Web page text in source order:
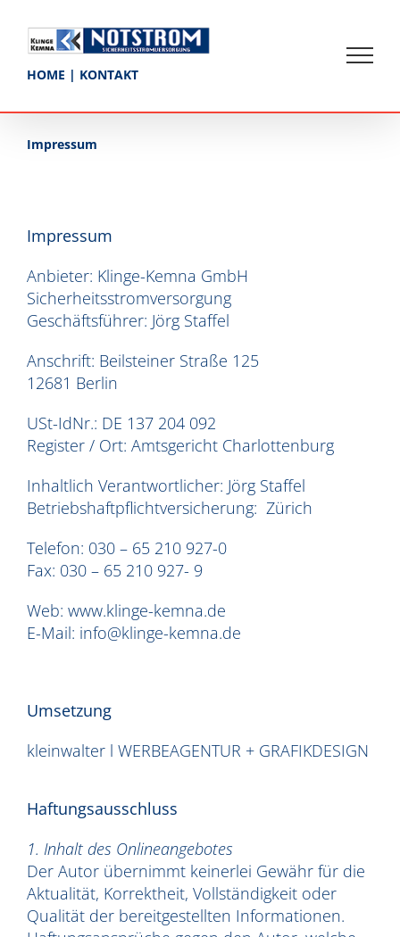
content
HOME | KONTAKT
Impressum
Impressum
Anbieter: Klinge-Kemna GmbH
Sicherheitsstromversorgung
Geschäftsführer: Jörg Staffel
Anschrift: Beilsteiner Straße 125
12681 Berlin
USt-IdNr.: DE 137 204 092
Register / Ort: Amtsgericht Charlottenburg
Inhaltlich Verantwortlicher: Jörg Staffel
Betriebshaftpflichtversicherung: Zürich
Telefon: 030 – 65 210 927-0
Fax: 030 – 65 210 927- 9
Web: www.klinge-kemna.de
E-Mail: info@klinge-kemna.de
Umsetzung
kleinwalter l WERBEAGENTUR + GRAFIKDESIGN
Haftungsausschluss
1. Inhalt des Onlineangebotes
Der Autor übernimmt keinerlei Gewähr für die
Aktualität, Korrektheit, Vollständigkeit oder
Qualität der bereitgestellten Informationen.